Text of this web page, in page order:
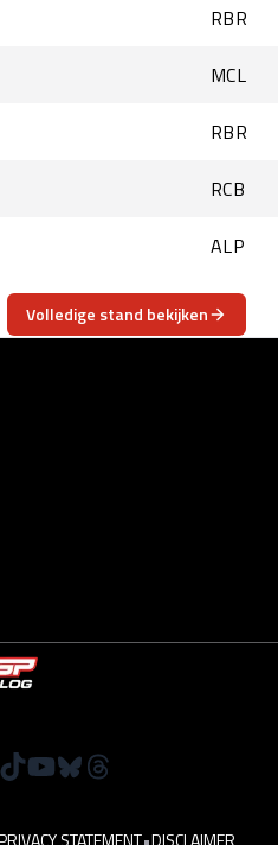
RBR
MCL
RBR
RCB
ALP
Volledige stand bekijken
STATEMENT•DISCLAIMER